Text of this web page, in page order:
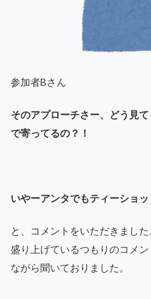
参加者Bさん
そのアプローチさー、どう見
で寄ってるの？！
いやーアンタでもティーショッ
と、コメントをいただきまし
盛り上げているつもりのコメ
ながら聞いておりました。